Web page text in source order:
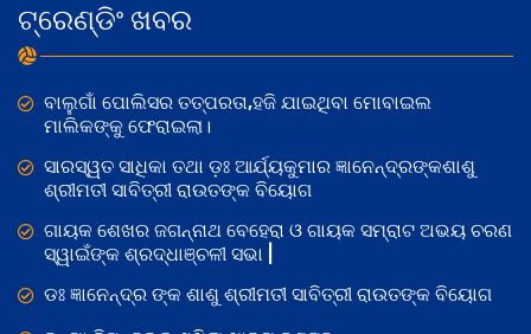
ଟ୍ରେଣ୍ଡିଂ ଖବର
ବାଲୁଗାଁ ପୋଲିସର ତତ୍‌ପରତା,ହଜି ଯାଇଥିବା ମୋବାଇଲ
ମାଲିକଙ୍କୁ ଫେରାଇଲା।
ସାରସ୍ୱତ ସାଧିକା ତଥା ଡ଼ଃ ଆର୍ଯ୍ୟକୁମାର ଜ୍ଞାନେନ୍ଦ୍ରଙ୍କଶାଶୁ
ଶ୍ରୀମତୀ ସାବିତ୍ରୀ ରାଉତଙ୍କ ବିୟୋଗ
ଗାୟକ ଶେଖର ଜଗନ୍ନାଥ ବେହେରା ଓ ଗାୟକ ସମ୍ରାଟ ଅଭୟ ଚରଣ
ସ୍ୱାଇଁଙ୍କ ଶ୍ରଦ୍ଧାଞ୍ଚଳୀ ସଭା |
ଡଃ ଜ୍ଞାନେନ୍ଦ୍ର ଙ୍କ ଶାଶୁ ଶ୍ରୀମତୀ ସାବିତ୍ରୀ ରାଉତଙ୍କ ବିୟୋଗ